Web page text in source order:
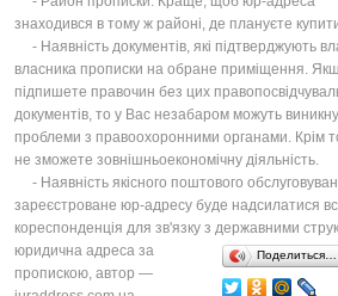
знаходився в тому ж районі, де плануєте
- Наявність документів, які підтверджують
власника прописки на обране приміщення.
підпишете правочин без цих
документів, то у Вас незабаром можуть
проблеми з правоохоронними органами. Крім
не зможете зовнішньоекономічну діяльність.
- Наявність якісного поштового
зареєстроване юр-адресу буде надсилатися
кореспонденція для зв'язку з державними
юридична адреса за
пропискою, автор —
Поделиться…